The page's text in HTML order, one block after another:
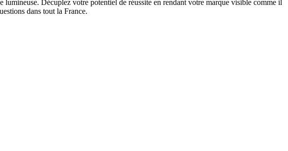
Décuplez votre potentiel de réussite en rendant votre marque visible comme il
dans tout la France.